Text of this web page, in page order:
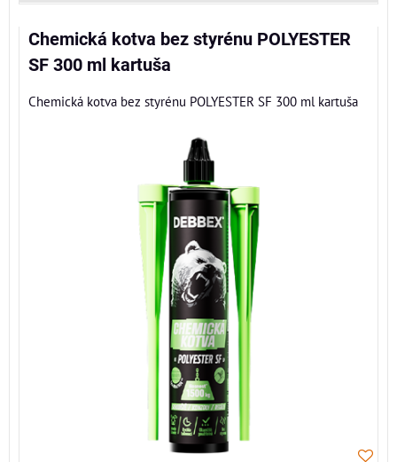
Chemická kotva bez styrénu POLYESTER
SF 300 ml kartuša
Chemická kotva bez styrénu POLYESTER SF 300 ml kartuša